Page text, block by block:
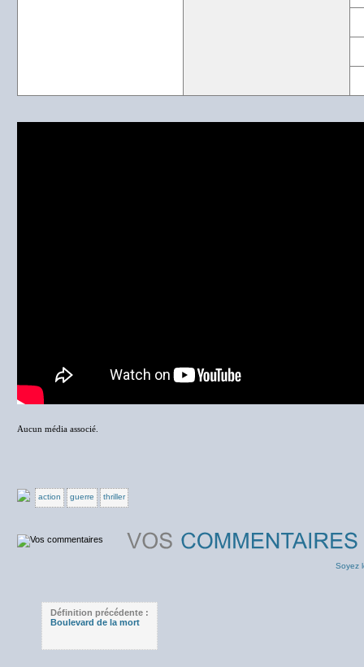
Aucun média associé.
action guerre thriller
Soyez
Définition précédente :
Boulevard de la mort